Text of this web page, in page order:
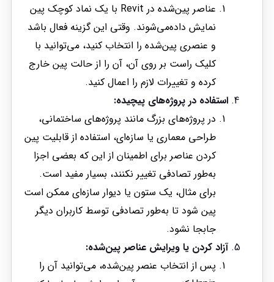
عناصر پین‌شده در Revit با یک نماد کوچک پین
نمایش داده‌می‌شوند. وقتی این گزینه فعال باشد
و عنصری پین‌شده را انتخاب کنید، می‌توانید با
کلیک راست بر روی آن، آن را از حالت پین خارج
کرده و تغییرات لازم را اعمال کنید.
استفاده در پروژه‌های پیچیده:
در پروژه‌های بزرگ مانند پروژه‌های ساختمانی،
طراحی معماری یا سازه‌ای، استفاده از قابلیت پین
کردن عناصر برای اطمینان از این که بعضی اجزا
به‌طور تصادفی تغییر نکنند، بسیار مفید است.
برای مثال، یک ستون یا دیوار سازه‌ای ممکن است
پین شود تا به‌طور تصادفی توسط کاربران دیگر
جابجا نشود.
آزاد کردن یا ویرایش عناصر پین‌شده:
پس از انتخاب عنصر پین‌شده، می‌توانید آن را